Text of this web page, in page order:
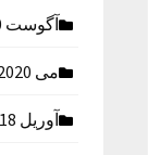
آگوست 2020
می 2020
آوریل 2018